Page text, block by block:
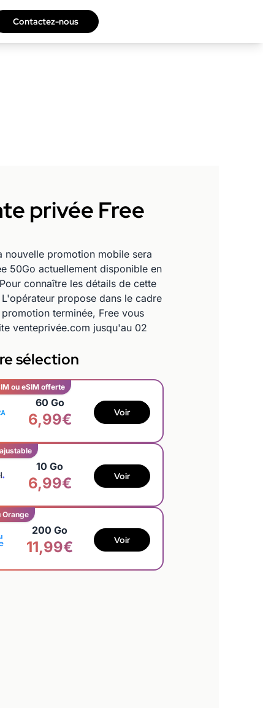
Contactez-nous
privée Free
nouvelle promotion mobile sera
50Go actuellement disponible en
connaître les détails de cette
propose dans le cadre
terminée, Free vous
venteprivée.com jusqu'au 02
sélection
ou eSIM offerte
60 Go
6,99€ Voir
10 Go
6,99€ Voir
Orange
200 Go
11,99€ Voir